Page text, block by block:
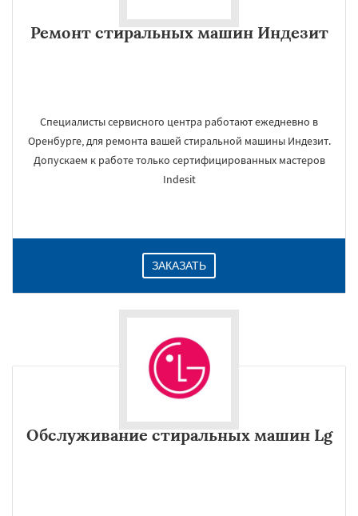
Ремонт стиральных машин Индезит
Специалисты сервисного центра работают ежедневно в
Оренбурге, для ремонта вашей стиральной машины Индезит.
Допускаем к работе только сертифицированных мастеров
Indesit
ЗАКАЗАТЬ
Обслуживание стиральных машин Lg